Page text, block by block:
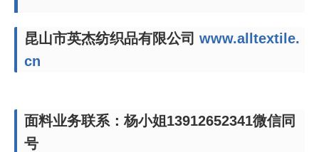
昆山市英杰纺织品有限公司 www.alltextile.
cn
面料业务联系：杨小姐13912652341微信同
号